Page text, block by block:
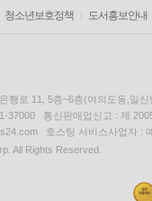
청소년보호정책 도서홍보안내
행로 11, 5층~6층(여의도동,일신
37000 통신판매업신고 : 제
호스팅 서비스사업자 :
All Rights Reserved.